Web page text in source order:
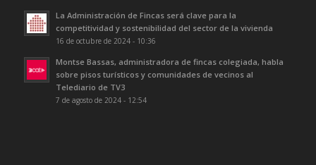
La Administración de Fincas será clave para la
competitividad y sostenibilidad del sector de la vivienda
16 de octubre de 2024 - 10:36
Montse Bassas, administradora de fincas colegiada, habla
sobre pisos turísticos y comunidades de vecinos al
Telediario de TV3
7 de agosto de 2024 - 12:54